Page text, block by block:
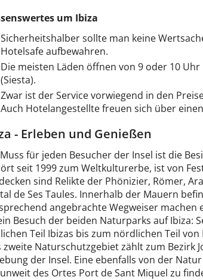
um Ibiza
Sicherheitshalber sollte man keine
Hotelsafe aufbewahren.
Die meisten Läden öffnen von 9 oder 10
(Siesta).
Zwar ist der Service vorwiegend in den
Auch Hotelangestellte freuen sich über
- Erleben und Genießen
für jeden Besucher der Insel ist die
seit 1999 zum Weltkulturerbe, ist von
sind Relikte der Phönizier, Römer,
de Ses Taules. Innerhalb der Mauern
angebrachte Wegweiser
Besuch der beiden Naturparks auf Ibiza:
Teil Ibizas bis zum nördlichen Teil
zweite Naturschutzgebiet zählt zum Bezirk
der Insel. Eine ebenfalls von der
des Ortes Port de Sant Miquel zu